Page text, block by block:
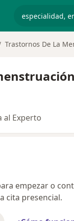
Trastornos De La
al Experto
empezar o
cita presencial.